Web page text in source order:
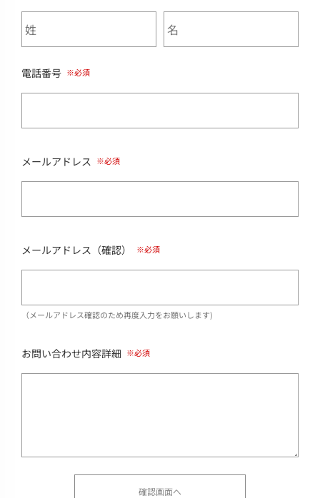
電話番号
メールアドレス
メールアドレス（確認）
（メールアドレス確認のため再度入力をお願いします)
お問い合わせ内容詳細